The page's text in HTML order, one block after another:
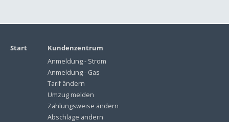
Start
Kundenzentrum
Anmeldung - Strom
Anmeldung - Gas
Tarif ändern
Umzug melden
Zahlungsweise ändern
Abschläge ändern